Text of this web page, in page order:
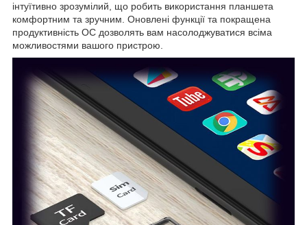
інтуїтивно зрозумілий, що робить використання планшета
комфортним та зручним. Оновлені функції та покращена
продуктивність ОС дозволять вам насолоджуватися всіма
можливостями вашого пристрою.